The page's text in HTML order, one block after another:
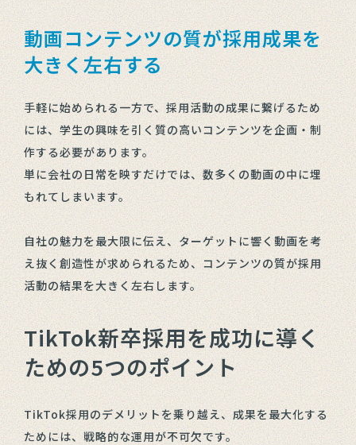
動画コンテンツの質が採用成果を
大きく左右する
手軽に始められる一方で、採用活動の成果に繋げるため
には、学生の興味を引く質の高いコンテンツを企画・制
作する必要があります。
単に会社の日常を映すだけでは、数多くの動画の中に埋
もれてしまいます。
自社の魅力を最大限に伝え、ターゲットに響く動画を考
え抜く創造性が求められるため、コンテンツの質が採用
活動の結果を大きく左右します。
TikTok新卒採用を成功に導く
ための5つのポイント
TikTok採用のデメリットを乗り越え、成果を最大化する
ためには、戦略的な運用が不可欠です。